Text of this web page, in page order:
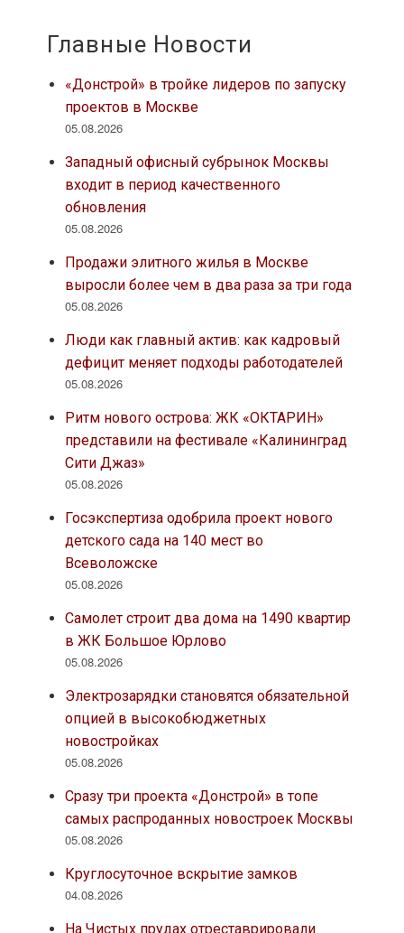
Главные Новости
«Донстрой» в тройке лидеров по запуску
проектов в Москве
05.08.2026
Западный офисный субрынок Москвы
входит в период качественного
обновления
05.08.2026
Продажи элитного жилья в Москве
выросли более чем в два раза за три года
05.08.2026
Люди как главный актив: как кадровый
дефицит меняет подходы работодателей
05.08.2026
Ритм нового острова: ЖК «ОКТАРИН»
представили на фестивале «Калининград
Сити Джаз»
05.08.2026
Госэкспертиза одобрила проект нового
детского сада на 140 мест во
Всеволожске
05.08.2026
Самолет строит два дома на 1490 квартир
в ЖК Большое Юрлово
05.08.2026
Электрозарядки становятся обязательной
опцией в высокобюджетных
новостройках
05.08.2026
Сразу три проекта «Донстрой» в топе
самых распроданных новостроек Москвы
05.08.2026
Круглосуточное вскрытие замков
04.08.2026
На Чистых прудах отреставрировали